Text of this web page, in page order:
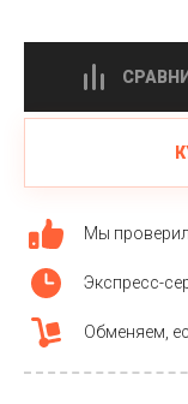
Мы
Экспресс-
Обменяем,